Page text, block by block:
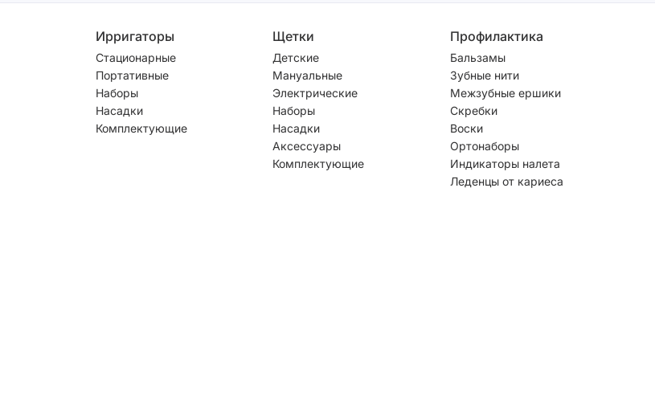
Ирригаторы
Стационарные
Портативные
Наборы
Насадки
Комплектующие
Щетки
Детские
Мануальные
Электрические
Наборы
Насадки
Аксессуары
Комплектующие
Профилактика
Бальзамы
Зубные нити
Межзубные ершики
Скребки
Воски
Ортонаборы
Индикаторы налета
Леденцы от кариеса